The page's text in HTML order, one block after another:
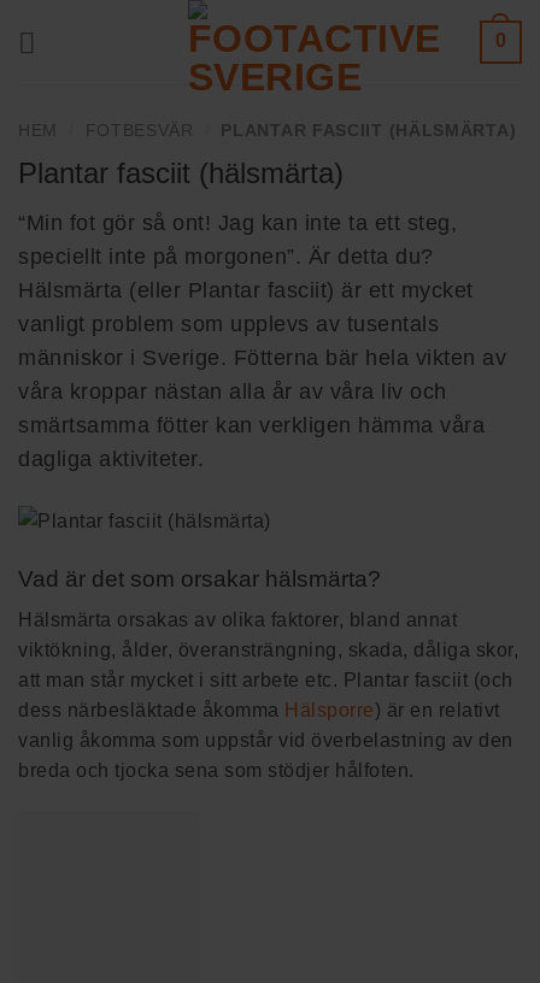
0
HEM FOTBESVÄR PLANTAR FASCIIT (HÄLSMÄRTA)
Plantar fasciit (hälsmärta)
“Min fot gör så ont! Jag kan inte ta ett steg,
speciellt inte på morgonen”. Är detta du?
Hälsmärta (eller Plantar fasciit) är ett mycket
vanligt problem som upplevs av tusentals
människor i Sverige. Fötterna bär hela vikten av
våra kroppar nästan alla år av våra liv och
smärtsamma fötter kan verkligen hämma våra
dagliga aktiviteter.
Vad är det som orsakar hälsmärta?
Hälsmärta orsakas av olika faktorer, bland annat
viktökning, ålder, överansträngning, skada, dåliga skor,
att man står mycket i sitt arbete etc. Plantar fasciit (och
dess närbesläktade åkomma Hälsporre) är en relativt
vanlig åkomma som uppstår vid överbelastning av den
breda och tjocka sena som stödjer hålfoten.